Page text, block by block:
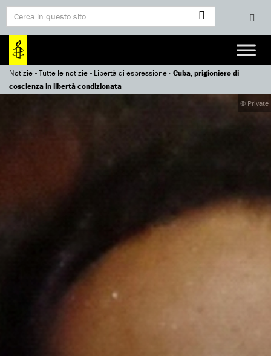
Notizie»Tutte le notizie» Libertà di espressione»Cuba, prigioniero di
coscienza in libertà condizionata
© Private